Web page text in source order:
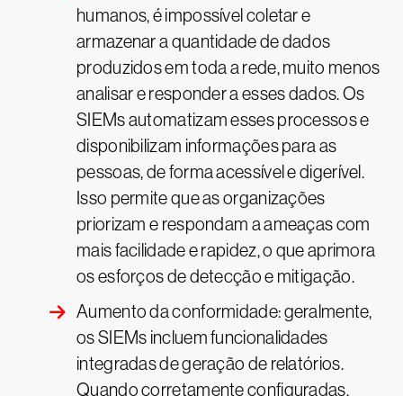
humanos, é impossível coletar e
armazenar a quantidade de dados
produzidos em toda a rede, muito menos
analisar e responder a esses dados. Os
SIEMs automatizam esses processos e
disponibilizam informações para as
pessoas, de forma acessível e digerível.
Isso permite que as organizações
priorizam e respondam a ameaças com
mais facilidade e rapidez, o que aprimora
os esforços de detecção e mitigação.
Aumento da conformidade: geralmente,
os SIEMs incluem funcionalidades
integradas de geração de relatórios.
Quando corretamente configuradas,